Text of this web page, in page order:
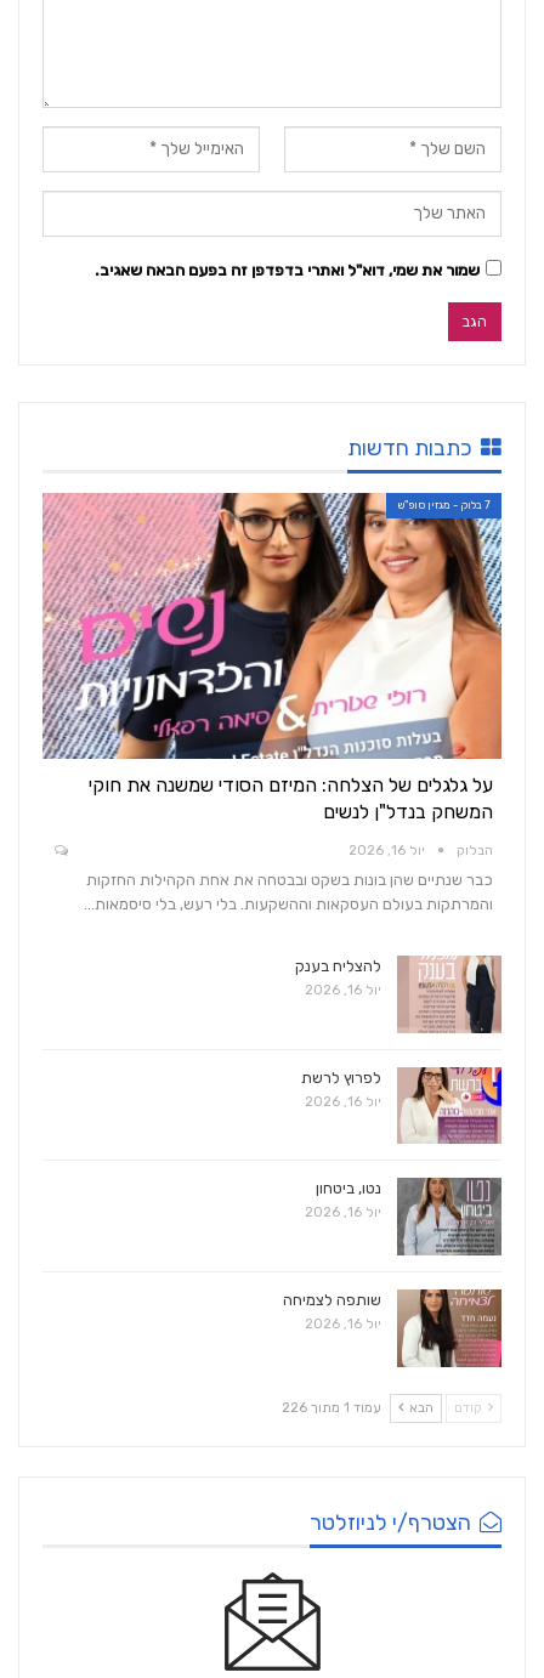
שמור את שמי, דוא"ל ואתרי בדפדפן זה בפעם הבאה שאגיב.
כתבות חדשות
7 בלוק - מגזין סופ"ש
על גלגלים של הצלחה: המיזם הסודי שמשנה את חוקי
המשחק בנדל"ן לנשים
הבלוק יול 16, 2026
כבר שנתיים שהן בונות בשקט ובבטחה את אחת הקהילות החזקות
והמרתקות בעולם העסקאות וההשקעות. בלי רעש, בלי סיסמאות…
להצליח בענק
יול 16, 2026
לפרוץ לרשת
יול 16, 2026
נטו, ביטחון
יול 16, 2026
שותפה לצמיחה
יול 16, 2026
קודם הבא עמוד 1 מתוך 226
הצטרף/י לניוזלטר